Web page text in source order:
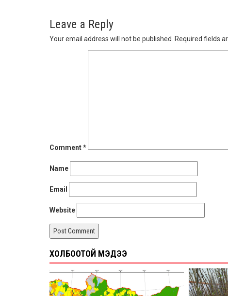
Leave a Reply
Your email address will not be published. Required fields
Comment*
Name
Email
Website
ХОЛБООТОЙ МЭДЭЭ